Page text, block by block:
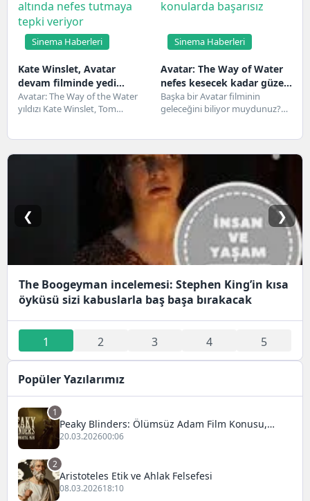
Sinema Haberleri
Kate Winslet, Avatar
devam filminde yedi
dakika boyunca su altında
nefes tutmaya tepki
Avatar: The Way of the Water
yıldızı Kate Winslet, Tom
Sinema Haberleri
Avatar: The Way of Water
nefes kesecek kadar güzel
ama temel konularda
başarısız
Başka bir Avatar filminin
geleceğini biliyor muydunuz?
The Boogeyman incelemesi: Stephen King’in kısa
öyküsü sizi kabuslarla baş başa bırakacak
❮ ❯
1 2 3 4 5
Popüler Yazılarımız
1
Peaky Blinders: Ölümsüz Adam Film Konusu,
Oyuncuları ve İnceleme
20.03.202600:06
2
Aristoteles Etik ve Ahlak Felsefesi
08.03.202618:10